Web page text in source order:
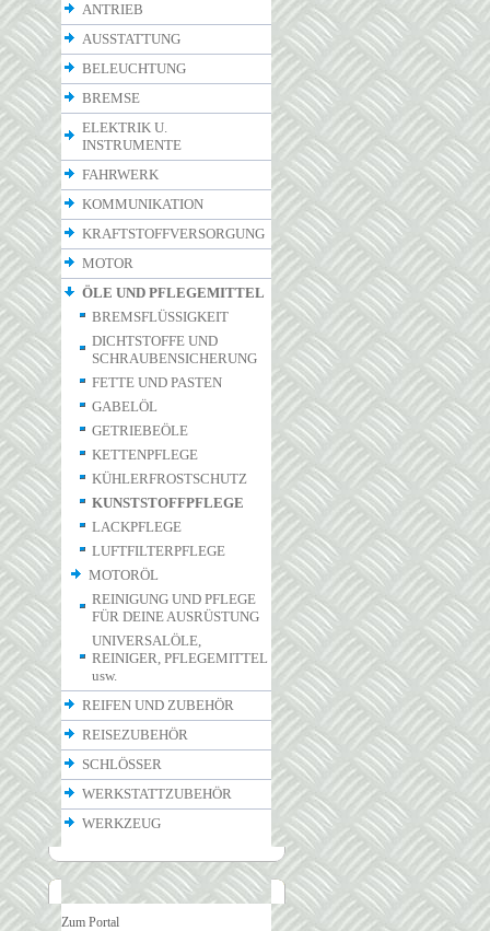
ANTRIEB
AUSSTATTUNG
BELEUCHTUNG
BREMSE
ELEKTRIK U.
INSTRUMENTE
FAHRWERK
KOMMUNIKATION
KRAFTSTOFFVERSORGUNG
MOTOR
ÖLE UND PFLEGEMITTEL
BREMSFLÜSSIGKEIT
DICHTSTOFFE UND
SCHRAUBENSICHERUNG
FETTE UND PASTEN
GABELÖL
GETRIEBEÖLE
KETTENPFLEGE
KÜHLERFROSTSCHUTZ
KUNSTSTOFFPFLEGE
LACKPFLEGE
LUFTFILTERPFLEGE
MOTORÖL
REINIGUNG UND PFLEGE
FÜR DEINE AUSRÜSTUNG
UNIVERSALÖLE,
REINIGER, PFLEGEMITTEL
usw.
REIFEN UND ZUBEHÖR
REISEZUBEHÖR
SCHLÖSSER
WERKSTATTZUBEHÖR
WERKZEUG
Zum Portal